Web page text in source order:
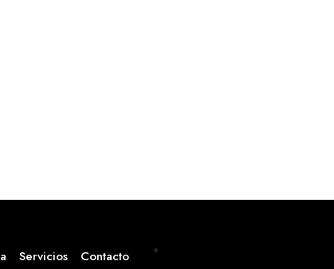
Servicios Contacto